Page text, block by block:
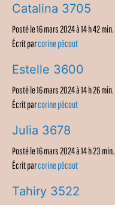
Catalina 3705
Posté le 16 mars 2024 à 14 h 42 min.
Écrit parcorine pécout
Estelle 3600
Posté le 16 mars 2024 à 14 h 26 min.
Écrit parcorine pécout
Julia 3678
Posté le 16 mars 2024 à 14 h 23 min.
Écrit parcorine pécout
Tahiry 3522